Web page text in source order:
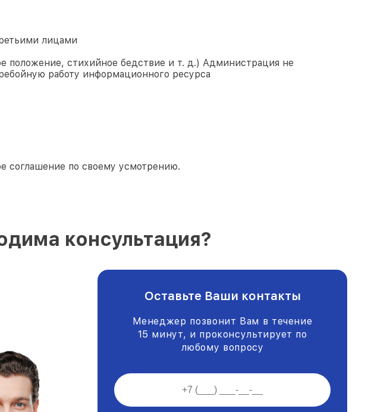
лицами
положение, стихийное бедствие и т. д.) Администрация не
работу информационного ресурса
соглашение по своему усмотрению.
консультация?
Оставьте Ваши контакты
Менеджер позвонит Вам в течение
15 минут, и проконсультирует по
любому вопросу